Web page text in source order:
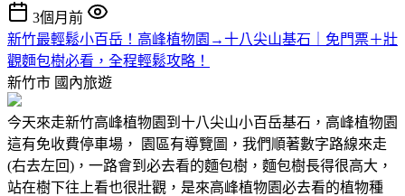
3個月前
新竹最輕鬆小百岳！高峰植物園→十八尖山基石｜免門票＋壯
觀麵包樹必看，全程輕鬆攻略！
新竹市 國內旅遊
今天來走新竹高峰植物園到十八尖山小百岳基石，高峰植物園
這有免收費停車場， 園區有導覽圖，我們順著數字路線來走
(右去左回)，一路會到必去看的麵包樹，麵包樹長得很高大，
站在樹下往上看也很壯觀，是來高峰植物園必去看的植物種